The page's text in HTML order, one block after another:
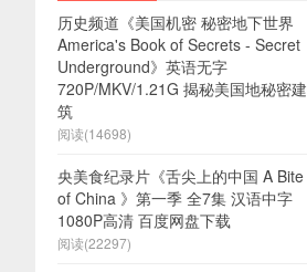
历史频道《美国机密 秘密地下世界
America's Book of Secrets - Secret
Underground》英语无字
720P/MKV/1.21G 揭秘美国地秘密建
筑
阅读(14698)
央美食纪录片《舌尖上的中国 A Bite
of China 》第一季 全7集 汉语中字
1080P高清 百度网盘下载
阅读(22297)